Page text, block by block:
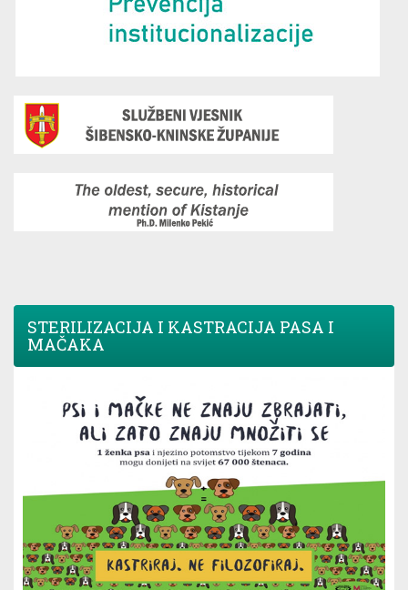
STERILIZACIJA I KASTRACIJA PASA I
MAČAKA